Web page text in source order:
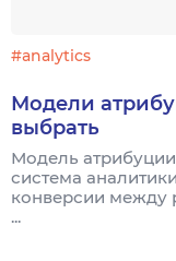
#analytics
Модели
выбрать
Модель
система
конверсии между
...